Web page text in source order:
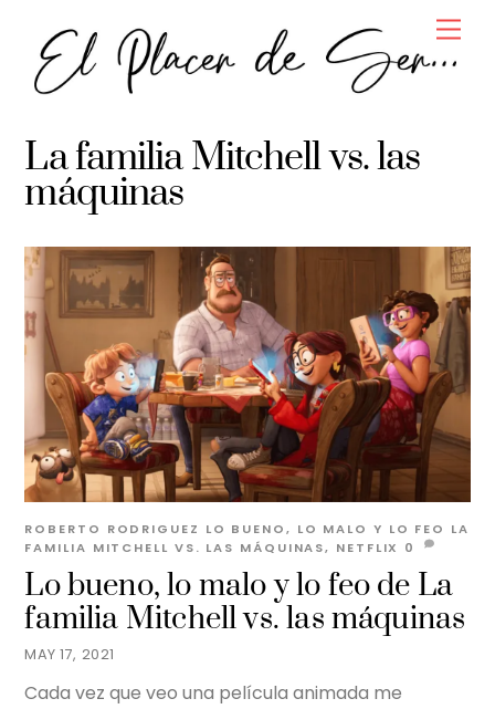
content
La familia Mitchell vs. las
máquinas
MAY 17, 2021
Lo bueno, lo malo y lo feo de La
familia Mitchell vs. las máquinas
ROBERTO RODRIGUEZ LO BUENO, LO MALO Y LO FEO LA
FAMILIA MITCHELL VS. LAS MÁQUINAS, NETFLIX 0
Cada vez que veo una película animada me